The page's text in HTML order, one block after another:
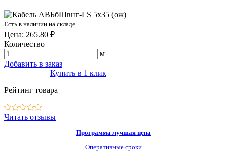
Есть в наличии на складе
Цена: 265.80 ₽
Количество
м
Добавить в заказ
Купить в 1 клик
Рейтинг товара
Читать отзывы
Программа лучшая цена
Оперативные сроки